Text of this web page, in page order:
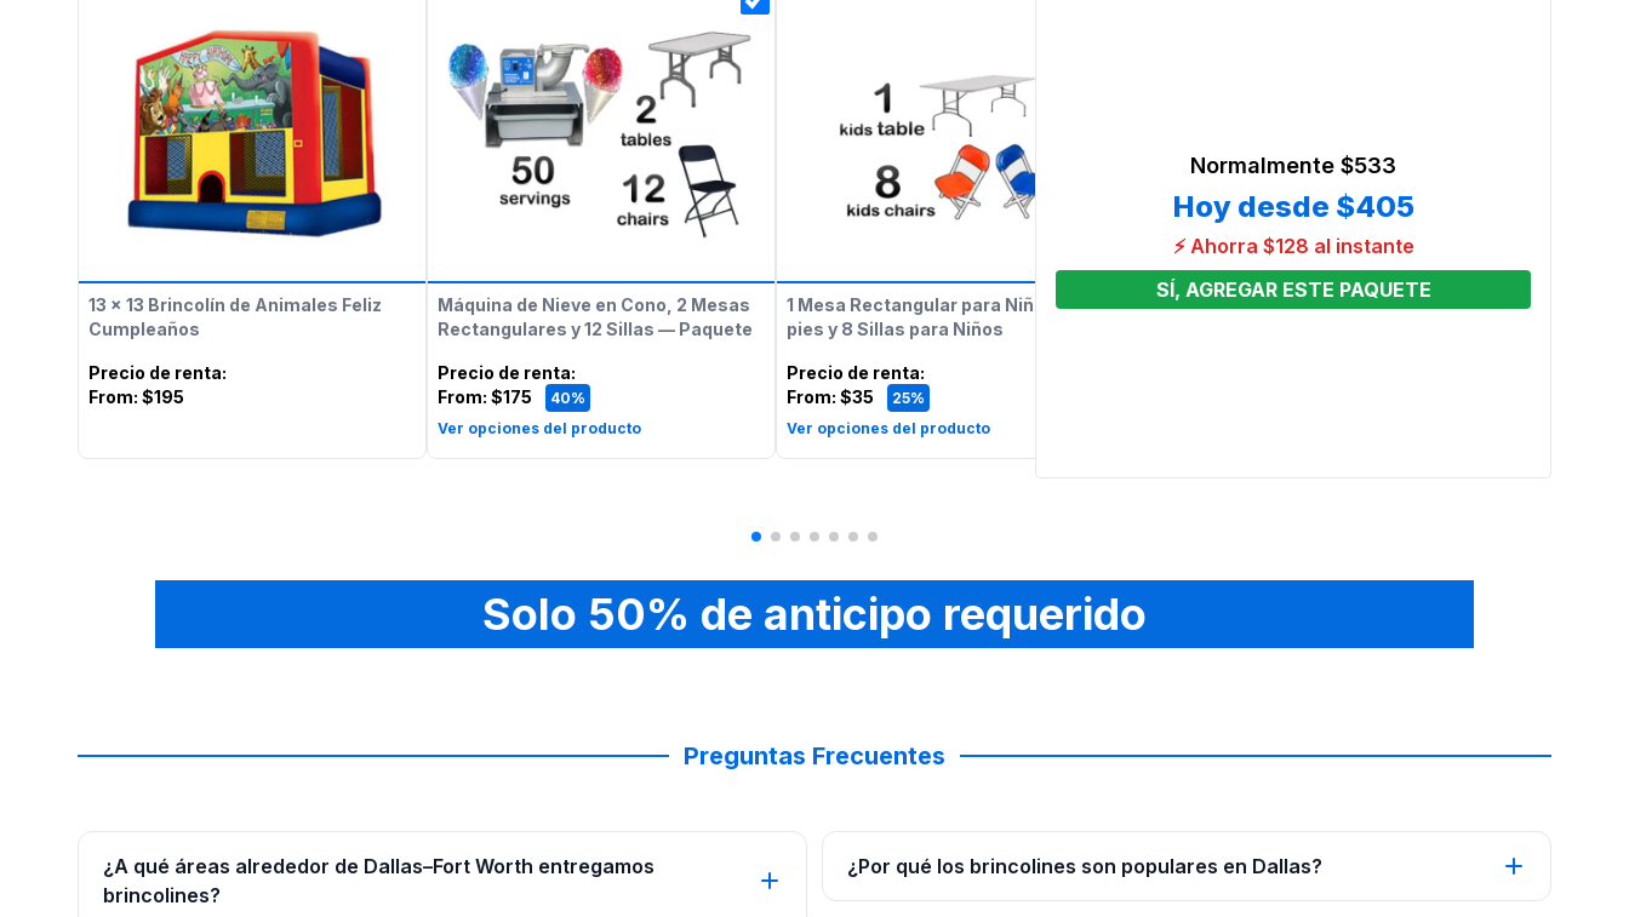
13 x 13 Brincolín de Animales Feliz
Cumpleaños
Precio de renta:
From: $195
Máquina de Nieve en Cono, 2 Mesas
Rectangulares y 12 Sillas — Paquete
Precio de renta:
From: $175
40%
Ver opciones del producto
1 Mesa Rectangular para Niños de 4
pies y 8 Sillas para Niños
Precio de renta:
From: $35
25%
Ver opciones del producto
Normalmente $533
Hoy desde $405
⚡ Ahorra $128 al instante
SÍ, AGREGAR ESTE PAQUETE
Solo 50% de anticipo requerido
Preguntas Frecuentes
¿A qué áreas alrededor de Dallas–Fort Worth entregamos
brincolines?
¿Por qué los brincolines son populares en Dallas?